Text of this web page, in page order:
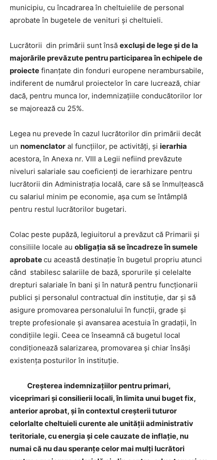
municipiu, cu încadrarea în cheltuielile de personal
aprobate în bugetele de venituri şi cheltuieli.
Lucrătorii din primării sunt însă excluși de lege și de la
majorările prevăzute pentru participarea în echipele de
proiecte finanţate din fonduri europene nerambursabile,
indiferent de numărul proiectelor în care lucrează, chiar
dacă, pentru munca lor, indemnizaţiile conducătorilor lor
se majorează cu 25%.
Legea nu prevede în cazul lucrătorilor din primării decât
un nomenclator al funcţiilor, pe activităţi, şi ierarhia
acestora, în Anexa nr. VIII a Legii nefiind prevăzute
niveluri salariale sau coeficienți de ierarhizare pentru
lucrătorii din Administrația locală, care să se înmulțească
cu salariul minim pe economie, așa cum se întâmplă
pentru restul lucrătorilor bugetari.
Colac peste pupăză, legiuitorul a prevăzut că Primarii și
consiliile locale au obligația să se încadreze în sumele
aprobatecu această destinaţie în bugetul propriu atunci
când stabilesc salariile de bază, sporurile și celelalte
drepturi salariale în bani şi în natură pentru funcționarii
publici și personalul contractual din instituție, dar și să
asigure promovarea personalului în funcţii, grade şi
trepte profesionale şi avansarea acestuia în gradaţii, în
condiţiile legii. Ceea ce înseamnă că bugetul local
condiționează salarizarea, promovarea și chiar însăși
existența posturilor în instituție.
Creșterea indemnizațiilor pentru primari,
viceprimari și consilierii locali, în limita unui buget fix,
anterior aprobat, și în contextul creșterii tuturor
celorlalte cheltuieli curente ale unității administrativ
teritoriale, cu energia și cele cauzate de inflație, nu
numai că nu dau speranțe celor mai mulți lucrători